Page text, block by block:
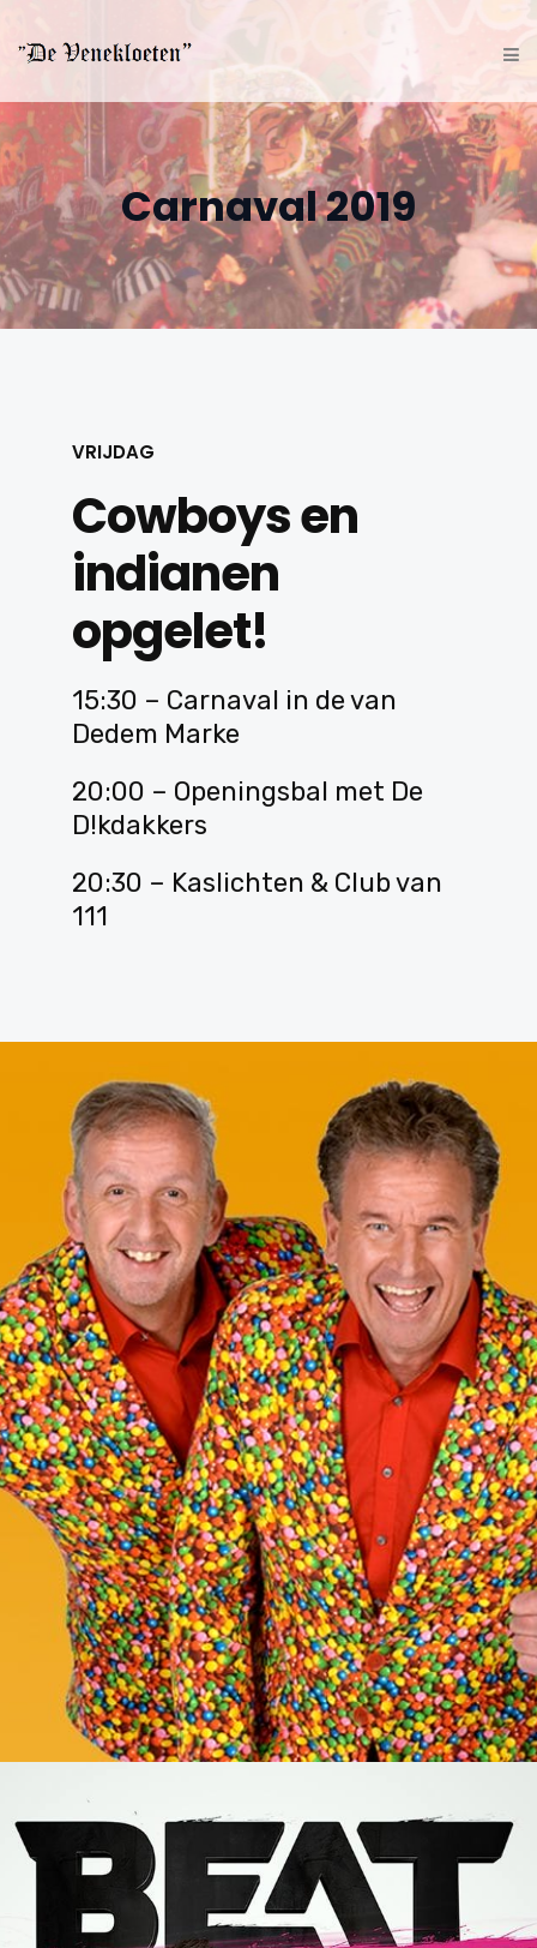
Carnaval 2019
VRIJDAG
Cowboys en
indianen
opgelet!
15:30 – Carnaval in de van
Dedem Marke
20:00 – Openingsbal met De
D!kdakkers
20:30 – Kaslichten & Club van
111